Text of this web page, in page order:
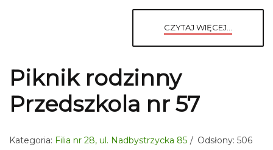
CZYTAJ WIĘCEJ...
Piknik rodzinny
Przedszkola nr 57
Kategoria: Filia nr 28, ul. Nadbystrzycka 85 Odsłony: 506